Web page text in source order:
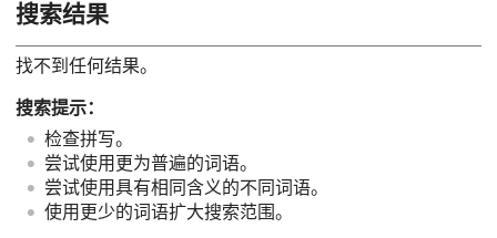
搜索结果
找不到任何结果。
搜索提示：
检查拼写。
尝试使用更为普遍的词语。
尝试使用具有相同含义的不同词语。
使用更少的词语扩大搜索范围。